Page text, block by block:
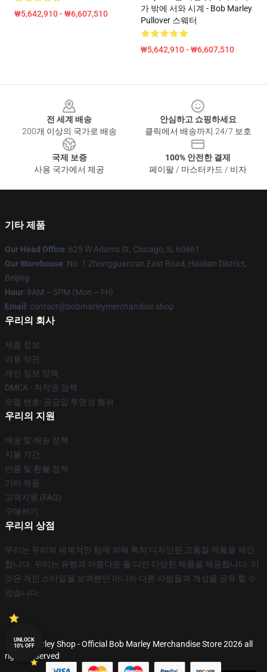
₩5,642,910 - ₩6,607,510
가 밖에 서와 시계 - Bob Marley
Pullover 스웨터
₩5,642,910 - ₩6,607,510
전 세계 배송
200개 이상의 국가로 배송
안심하고 쇼핑하세요
클릭에서 배송까지 24/7 보호
국제 보증
사용 국가에서 제공
100% 안전한 결제
페이팔 / 마스터카드 / 비자
기타 제품
Our Head Office: 625 W Adams St, Chicago, IL 60661
Our Warehouse: No. 1 Zhongguancun East Road, Haidian District,
Beijing
Hour: 9AM – 5PM (Mon – Fri)
Email : contact@bobmarleymerchandise.shop
우리의 회사
제품 정보
이용 약관
개인 정보 정책
DMCA - 저작권 정책
모델 번호: 공급망 투명성 행위
우리의 지원
배송 및 배송 정책
지불 기간
반품 및 환불 정책
기타 제품
고객지원 (FAQ)
구매하기
우리의 상점
우리는 우리의 세계적인 팀에 의해 특히 디자인된 고품질 제품을 제안
합니다. 우리는 유행과 아름다운 둘 다인 다양한 제품을 제공합니다. 이
것은 개인 스타일을 보여뿐만 아니라 다른 사람들과 개성을 공유 할 수
있습니다.
© Bob Marley Shop - Official Bob Marley Merchandise Store 2026 all
rights reserved
UNLOCK
10% OFF